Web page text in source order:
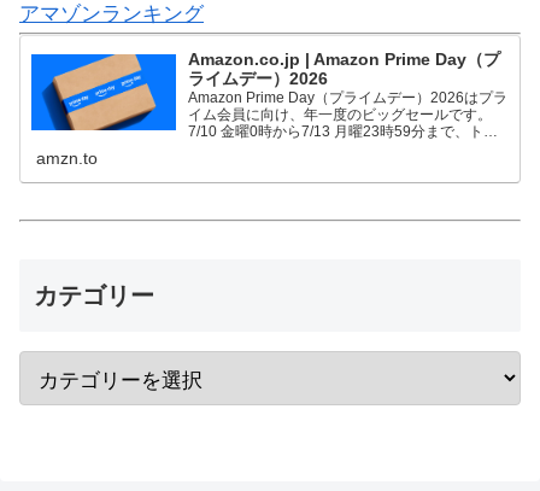
アマゾンランキング
Amazon.co.jp | Amazon Prime Day（プ
ライムデー）2026
Amazon Prime Day（プライムデー）2026はプラ
イム会員に向け、年一度のビッグセールです。
7/10 金曜0時から7/13 月曜23時59分まで、トッ
amzn.to
カテゴリー